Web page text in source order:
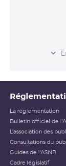
Niveau
Niveau 3
La réglementation
Bulletin officiel de
L’association des
Consultations du
Guides de l'ASNR
Cadre législatif